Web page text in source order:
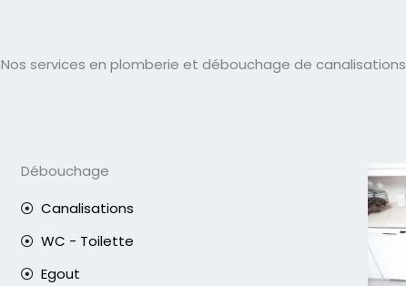
Nos services en plomberie et débouchage de canalisations
Débouchage
Canalisations
WC - Toilette
Egout